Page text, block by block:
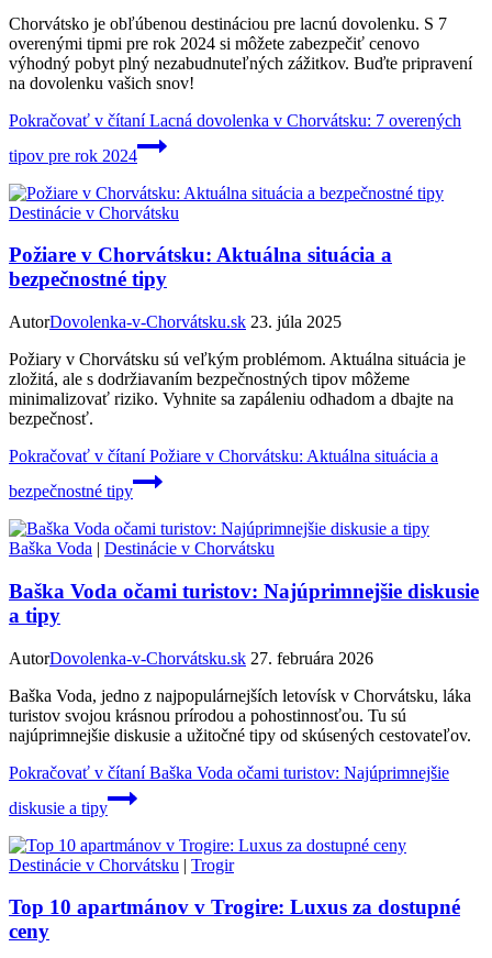
Chorvátsko je obľúbenou destináciou pre lacnú dovolenku. S 7
overenými tipmi pre rok 2024 si môžete zabezpečiť cenovo
výhodný pobyt plný nezabudnuteľných zážitkov. Buďte pripravení
na dovolenku vašich snov!
Pokračovať v čítaníLacná dovolenka v Chorvátsku: 7 overených
tipov pre rok 2024
Destinácie v Chorvátsku
Požiare v Chorvátsku: Aktuálna situácia a
bezpečnostné tipy
AutorDovolenka-v-Chorvátsku.sk 23. júla 2025
Požiary v Chorvátsku sú veľkým problémom. Aktuálna situácia je
zložitá, ale s dodržiavaním bezpečnostných tipov môžeme
minimalizovať riziko. Vyhnite sa zapáleniu odhadom a dbajte na
bezpečnosť.
Pokračovať v čítaníPožiare v Chorvátsku: Aktuálna situácia a
bezpečnostné tipy
Baška Voda | Destinácie v Chorvátsku
Baška Voda očami turistov: Najúprimnejšie diskusie
a tipy
AutorDovolenka-v-Chorvátsku.sk 27. februára 2026
Baška Voda, jedno z najpopulárnejších letovísk v Chorvátsku, láka
turistov svojou krásnou prírodou a pohostinnosťou. Tu sú
najúprimnejšie diskusie a užitočné tipy od skúsených cestovateľov.
Pokračovať v čítaníBaška Voda očami turistov: Najúprimnejšie
diskusie a tipy
Destinácie v Chorvátsku | Trogir
Top 10 apartmánov v Trogire: Luxus za dostupné
ceny